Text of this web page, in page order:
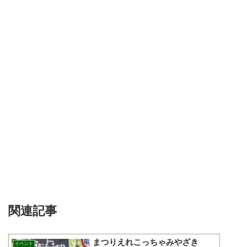
関連記事
イベント
まつりえれこっちゃみやざき